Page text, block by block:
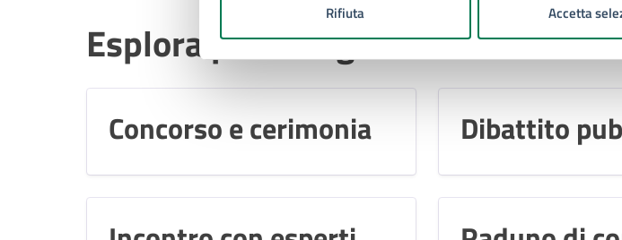
Rifiuta Accetta
Esplora per categoria
Concorso e cerimonia Dibattito